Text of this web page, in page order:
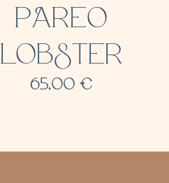
PAREO
LOBSTER
65,00€